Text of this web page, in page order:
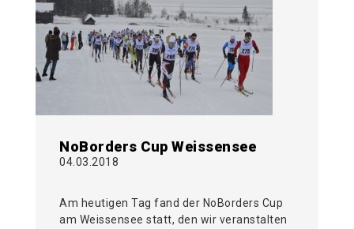
NoBorders Cup Weissensee
04.03.2018
Am heutigen Tag fand der NoBorders Cup
am Weissensee statt, den wir veranstalten